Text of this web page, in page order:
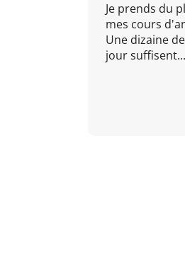
Je prends du
mes cours
Une dizaine
jour